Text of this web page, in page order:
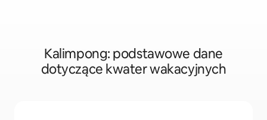
Kalimpong: podstawowe dane
dotyczące kwater wakacyjnych